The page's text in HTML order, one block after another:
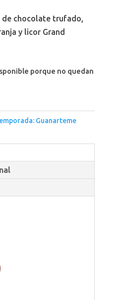
de chocolate trufado,
y licor Grand
porque no quedan
Guanarteme